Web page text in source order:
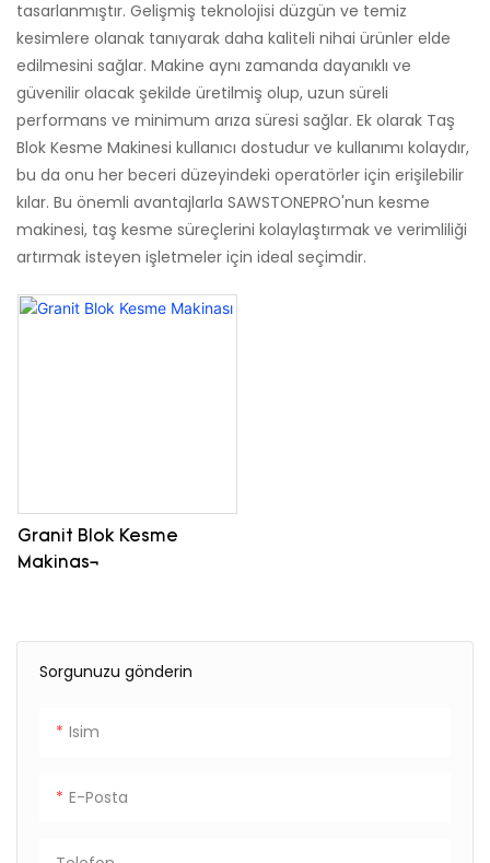
tasarlanmıştır. Gelişmiş teknolojisi düzgün ve temiz
kesimlere olanak tanıyarak daha kaliteli nihai ürünler elde
edilmesini sağlar. Makine aynı zamanda dayanıklı ve
güvenilir olacak şekilde üretilmiş olup, uzun süreli
performans ve minimum arıza süresi sağlar. Ek olarak Taş
Blok Kesme Makinesi kullanıcı dostudur ve kullanımı kolaydır,
bu da onu her beceri düzeyindeki operatörler için erişilebilir
kılar. Bu önemli avantajlarla SAWSTONEPRO'nun kesme
makinesi, taş kesme süreçlerini kolaylaştırmak ve verimliliği
artırmak isteyen işletmeler için ideal seçimdir.
Sorgunuzu gönderin
Isim
E-Posta
Granit Blok Kesme
Makinası